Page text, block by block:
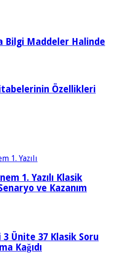
Bilgi Maddeler Halinde
Özellikleri
1. Yazılı Klasik
ve Kazanım
3 Ünite 37 Klasik Soru
Kağıdı